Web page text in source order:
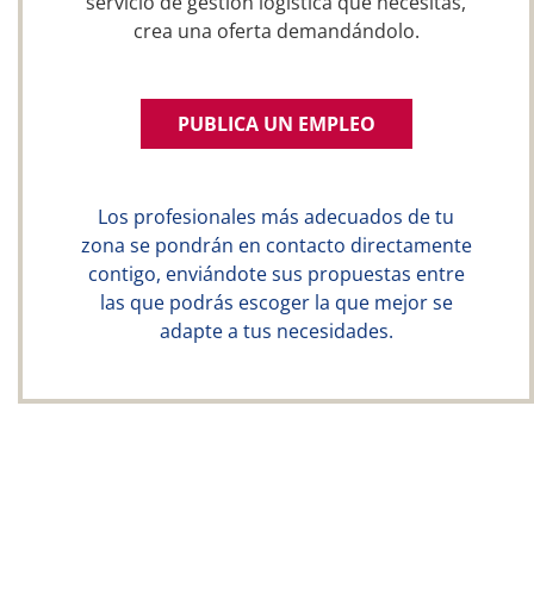
crea una oferta demandándolo.
PUBLICA UN EMPLEO
Los profesionales más adecuados de tu
zona se pondrán en contacto directamente
contigo, enviándote sus propuestas entre
las que podrás escoger la que mejor se
adapte a tus necesidades.